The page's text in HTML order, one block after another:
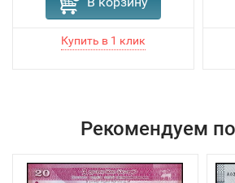
Рекомендуем